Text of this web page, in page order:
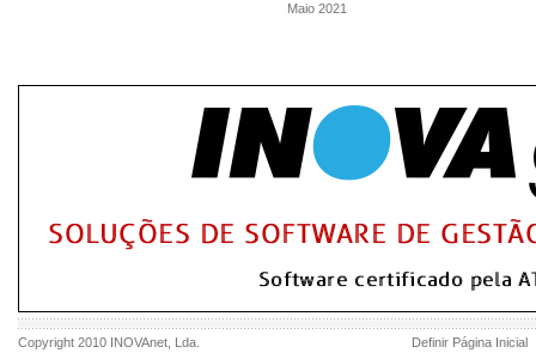
Maio 2021
Copyright 2010 INOVAnet , Lda. Definir Página Inicial